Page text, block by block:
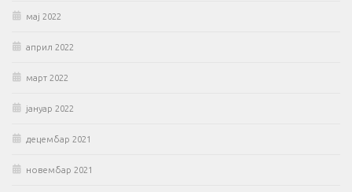
мај 2022
април 2022
март 2022
јануар 2022
децембар 2021
новембар 2021